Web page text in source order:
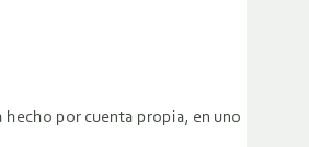
hecho por cuenta propia, en uno